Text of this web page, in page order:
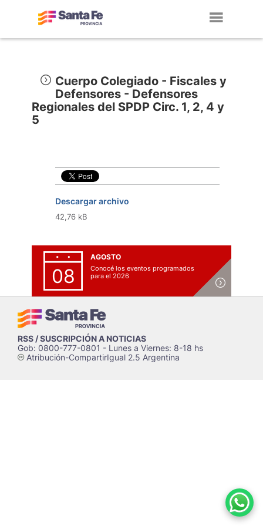
Cuerpo Colegiado - Fiscales y
Defensores - Defensores
Regionales del SPDP Circ. 1, 2, 4 y
5
Descargar archivo
42,76 kB
08
AGOSTO
Conocé los eventos programados
para el 2026
RSS / SUSCRIPCIÓN A NOTICIAS
Gob: 0800-777-0801 - Lunes a Viernes: 8-18 hs
cAtribución-CompartirIgual 2.5 Argentina